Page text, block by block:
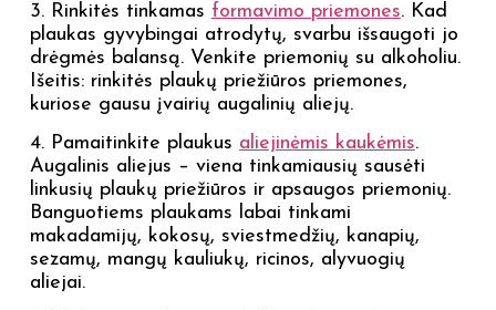
3. Rinkitės tinkamas formavimo priemones. Kad
plaukas gyvybingai atrodytų, svarbu išsaugoti jo
drėgmės balansą. Venkite priemonių su alkoholiu.
Išeitis: rinkitės plaukų priežiūros priemones,
kuriose gausu įvairių augalinių aliejų.
4. Pamaitinkite plaukus aliejinėmis kaukėmis.
Augalinis aliejus – viena tinkamiausių sausėti
linkusių plaukų priežiūros ir apsaugos priemonių.
Banguotiems plaukams labai tinkami
makadamijų, kokosų, sviestmedžių, kanapių,
sezamų, mangų kauliukų, ricinos, alyvuogių
aliejai.